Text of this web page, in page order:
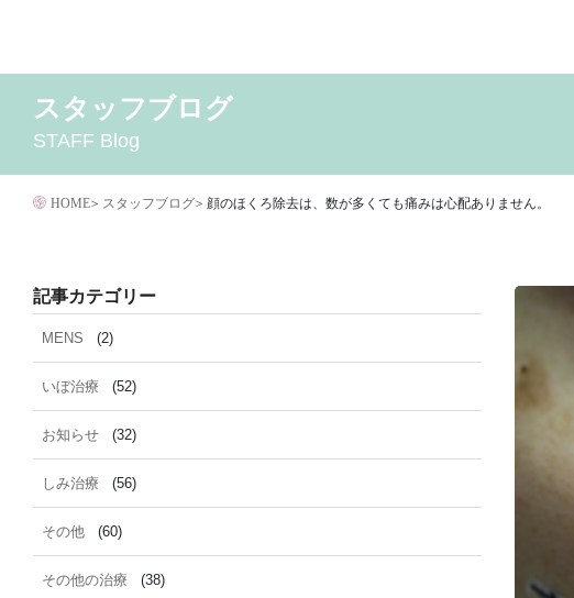
テ
へ
MENS いぼ治療
イボクリア
ダイエット
トーニング ニキビクリア ニキビ治療 ニキ
ニキビ跡・凹みクレーター治療
ニキビ跡治療 ヒアル
2026年8月 2026年7月
スタッフブログ
STAFF Blog
HOME> スタッフブログ> 顔のほくろ除去は、数が多くても痛みは心配ありません。
記事カテゴリー
MENS (2)
いぼ治療 (52)
お知らせ (32)
しみ治療 (56)
その他 (60)
その他の治療 (38)